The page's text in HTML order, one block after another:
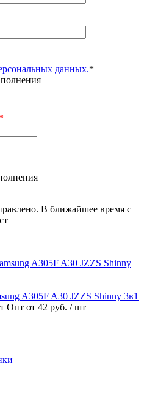
данных.*
*
В ближайшее время с
A305F A30 JZZS Shinny 3в1
Опт от 42 руб. / шт